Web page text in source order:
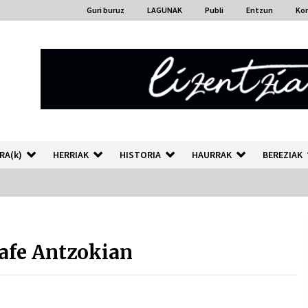
Guri buruz LAGUNAK Publi Entzun
HERRIAK HISTORIA HAURRAK BEREZIAK
2026/07/23
Antzokian